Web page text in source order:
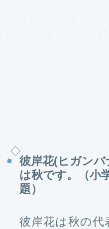
彼岸花(ヒガンバ
は秋です。（小
題）
彼岸花は秋の代